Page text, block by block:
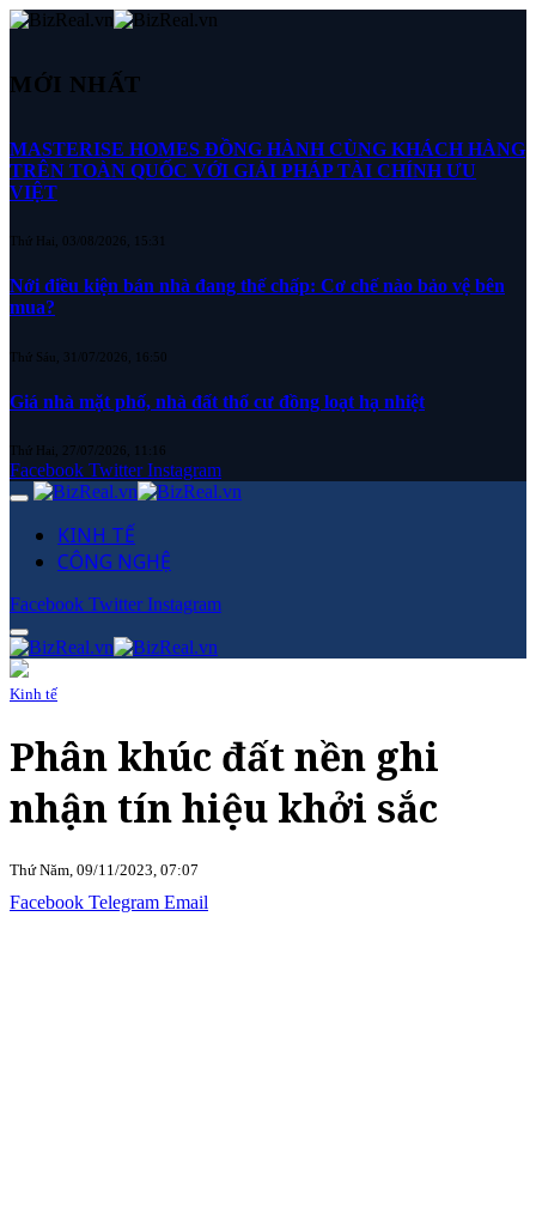
MỚI NHẤT
MASTERISE HOMES ĐỒNG HÀNH CÙNG KHÁCH HÀNG
TRÊN TOÀN QUỐC VỚI GIẢI PHÁP TÀI CHÍNH ƯU
VIỆT
Thứ Hai, 03/08/2026, 15:31
Nới điều kiện bán nhà đang thế chấp: Cơ chế nào bảo vệ bên
mua?
Thứ Sáu, 31/07/2026, 16:50
Giá nhà mặt phố, nhà đất thổ cư đồng loạt hạ nhiệt
Thứ Hai, 27/07/2026, 11:16
Facebook Twitter Instagram
KINH TẾ
CÔNG NGHỆ
Facebook Twitter Instagram
Kinh tế
Phân khúc đất nền ghi
nhận tín hiệu khởi sắc
Thứ Năm, 09/11/2023, 07:07
Facebook Telegram Email